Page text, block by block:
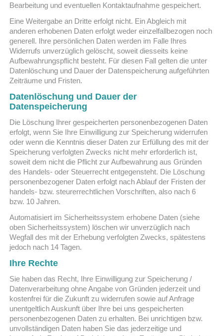
Bearbeitung und eventuellen Kontaktaufnahme gespeichert.
Eine Weitergabe an Dritte erfolgt nicht. Ein Abgleich mit
anderen erhobenen Daten erfolgt weder einzelfallbezogen noch
generell. Ihre persönlichen Daten werden im Falle Ihres
Widerrufs unverzüglich gelöscht, soweit diesseits keine
Aufbewahrungspflicht besteht. Für diesen Fall gelten die unter
Datenlöschung und Dauer der Datenspeicherung aufgeführten
Zeiträume und Fristen.
Datenlöschung und Dauer der
Datenspeicherung
Die Löschung Ihrer gespeicherten personenbezogenen Daten
erfolgt, wenn Sie Ihre Einwilligung zur Speicherung widerrufen
oder wenn die Kenntnis dieser Daten zur Erfüllung des mit der
Speicherung verfolgten Zwecks nicht mehr erforderlich ist,
soweit dem nicht die Pflicht zur Aufbewahrung aus Gründen
des Handels- oder Steuerrecht entgegensteht. Die Löschung
personenbezogener Daten erfolgt nach Ablauf der Fristen der
handels- bzw. steurerrechtlichen Vorschriften, also nach 6
bzw. 10 Jahren.
Automatisiert im Sicherheitssystem erhobene Daten (siehe
oben Sicherheitssystem) löschen wir unverzüglich nach
Wegfall des mit der Erhebung verfolgten Zwecks, spätestens
jedoch nach 14 Tagen.
Ihre Rechte
Sie haben das Recht, Ihre Einwilligung zur Speicherung /
Datenverarbeitung ohne Angabe von Gründen jederzeit und
kostenfrei für die Zukunft zu widerrufen sowie auf Anfrage
unentgeltlich Auskunft über Ihre bei uns gespeicherten
personenbezogenen Daten zu erhalten. Bei unrichtigen bzw.
unvollständigen Daten haben Sie das jederzeitige und